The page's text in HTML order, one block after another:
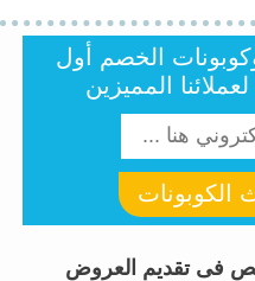
الخصم أول
المميزين
الكوبونات
فى تقديم العروض